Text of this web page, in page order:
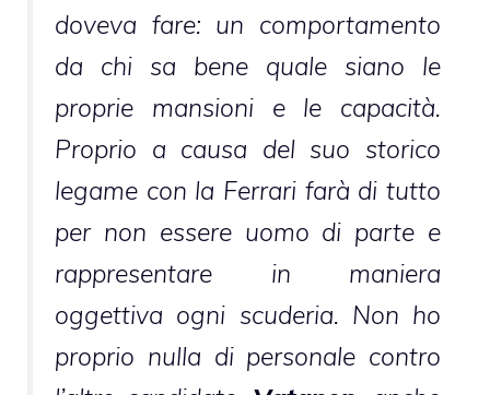
doveva fare: un comportamento
da chi sa bene quale siano le
proprie mansioni e le capacità.
Proprio a causa del suo storico
legame con la Ferrari farà di tutto
per non essere uomo di parte e
rappresentare in maniera
oggettiva ogni scuderia. Non ho
proprio nulla di personale contro